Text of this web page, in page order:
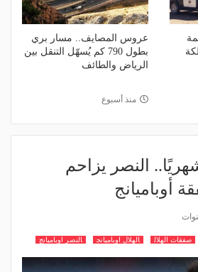
عروس المصايف.. مسار بري
بطول 790 كم يُسهّل التنقل بين
الرياض والطائف
منذ أسبوع
النصر يزاحم
أوباميانج
صفقات الهلال الهلال اوباميانج النصر اوباميانج